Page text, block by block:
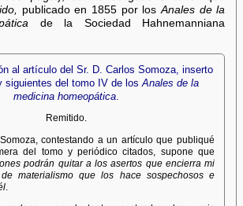
publicado en 1855 por los Anales de la
de la Sociedad Hahnemanniana
al artículo del Sr. D. Carlos Somoza, inserto
siguientes del tomo IV de losAnales de la
medicina homeopática.
Remitido.
contestando a un artículo que publiqué
del tomo y periódico citados, supone que
podrán quitar a los asertos que encierra mi
materialismo que los hace sospechosos e
.